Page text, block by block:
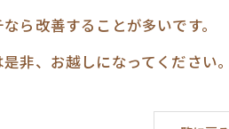
ら改善することが多いです。
非、お越しになってください。